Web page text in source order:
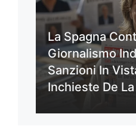
La Spagna
Giornalismo
Sanzioni In
Inchieste De